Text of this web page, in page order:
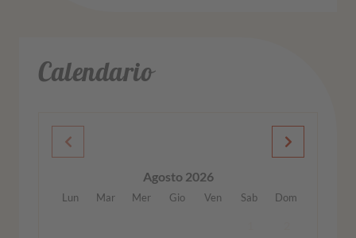
Calendario
Agosto 2026
Lun Mar Mer Gio Ven Sab Dom